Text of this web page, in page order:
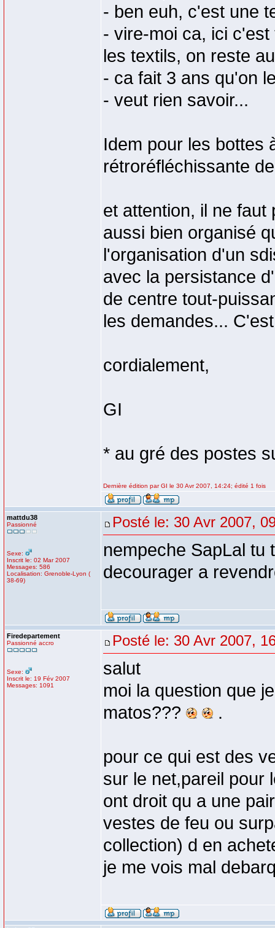
- ben euh, c'est une
- vire-moi ca, ici
les textils, on reste
- ca fait 3 ans qu'on
- veut rien savoir...
Idem pour les bottes
rétroréfléchissante
et attention, il ne
aussi bien organisé
l'organisation d'un
avec la persistance
de centre tout-
les demandes...
cordialement,
GI
* au gré des postes
Dernière édition par GI le 30 Avr 2007, 14:24; édité 1 fois
mattdu38
Passionné
Sexe:
Inscrit le: 02 Mar 2007
Messages: 586
Localisation: Grenoble-Lyon (
38-69)
Posté le: 30 Avr 2007,
nempeche SapLal tu
decourager a
Firedepartement
Passionné accro
Sexe:
Inscrit le: 19 Fév 2007
Messages: 1091
Posté le: 30 Avr 2007,
salut
moi la question que
matos???
.
pour ce qui est des
sur le net,pareil pour
ont droit qu a une
vestes de feu ou
collection) d en
je me vois mal